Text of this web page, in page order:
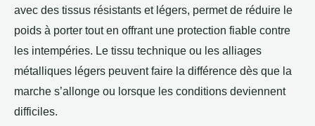
avec des tissus résistants et légers, permet de réduire le
poids à porter tout en offrant une protection fiable contre
les intempéries. Le tissu technique ou les alliages
métalliques légers peuvent faire la différence dès que la
marche s’allonge ou lorsque les conditions deviennent
difficiles.